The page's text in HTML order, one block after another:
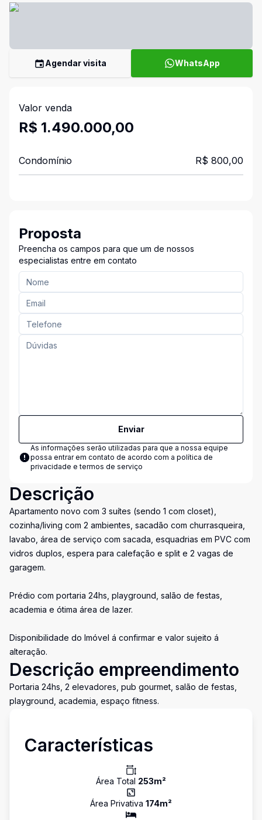
Agendar visita WhatsApp
Valor venda
R$ 1.490.000,00
Condomínio R$ 800,00
Proposta
Preencha os campos para que um de nossos
especialistas entre em contato
Enviar
As informações serão utilizadas para que a nossa equipe
possa entrar em contato de acordo com a política de
privacidade e termos de serviço
Descrição
Apartamento novo com 3 suítes (sendo 1 com closet),
cozinha/living com 2 ambientes, sacadão com churrasqueira,
lavabo, área de serviço com sacada, esquadrias em PVC com
vidros duplos, espera para calefação e split e 2 vagas de
garagem.
Prédio com portaria 24hs, playground, salão de festas,
academia e ótima área de lazer.
Disponibilidade do Imóvel á confirmar e valor sujeito á
alteração.
Descrição empreendimento
Portaria 24hs, 2 elevadores, pub gourmet, salão de festas,
playground, academia, espaço fitness.
Características
Área Total 253m²
Área Privativa 174m²